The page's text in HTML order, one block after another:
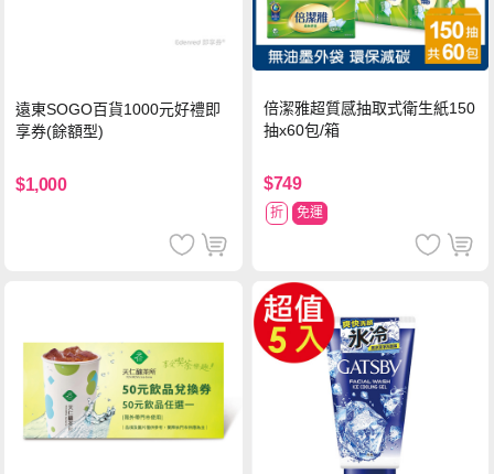
遠東SOGO百貨1000元好禮即
享券(餘額型)
$1,000
倍潔雅超質感抽取式衛生紙150
抽x60包/箱
$749
折 免運